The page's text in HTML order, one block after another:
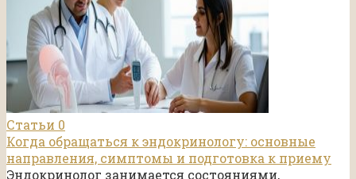
Статьи 0
Когда обращаться к эндокринологу: основные
направления, симптомы и подготовка к приему
Эндокринолог занимается состояниями,